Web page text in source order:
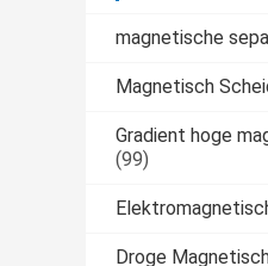
magnetische
Magnetisch
Gradient hoge
(99)
Droge